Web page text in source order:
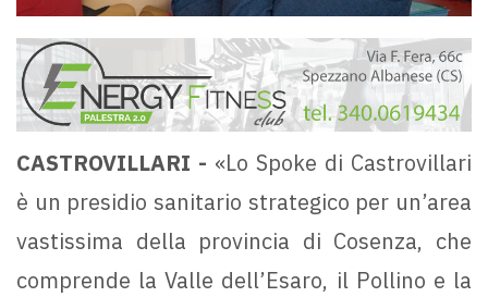
CASTROVILLARI - «Lo Spoke di Castrovillari
è un presidio sanitario strategico per un’area
vastissima della provincia di Cosenza, che
comprende la Valle dell’Esaro, il Pollino e la